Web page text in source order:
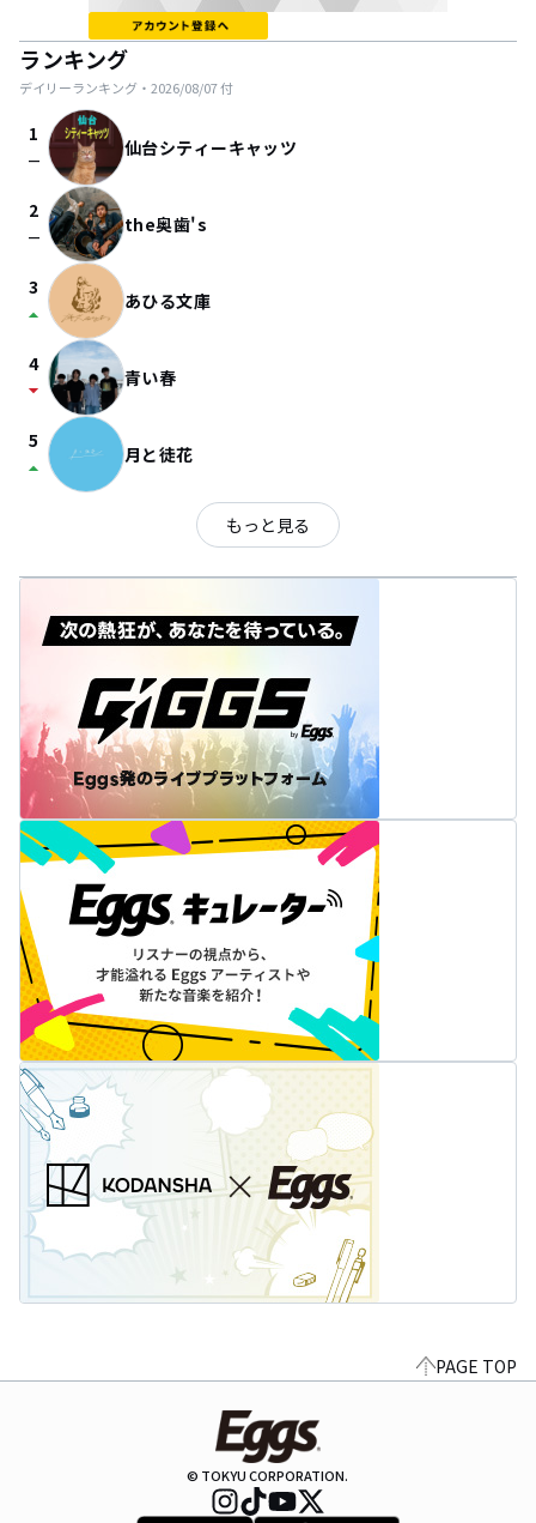
ランキング
デイリーランキング・ 2026/08/07付
1
check_indeterminate_small 仙台シティーキャッツ
2
check_indeterminate_small the奥歯's
3
arrow_drop_up あひる文庫
4
arrow_drop_down 青い春
5
arrow_drop_up 月と徒花
もっと見る
PAGE TOP
© TOKYU CORPORATION.